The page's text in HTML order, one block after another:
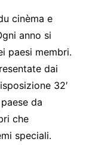
cinèma e
anno si
paesi membri.
dai
32′
da
che
speciali.